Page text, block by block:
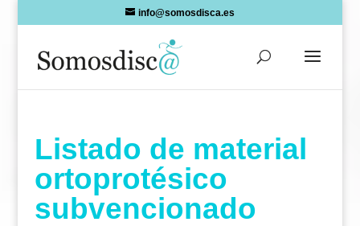
info@somosdisca.es
Listado de material
ortoprotésico
subvencionado